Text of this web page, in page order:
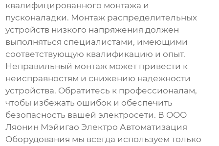
квалифицированного монтажа и
пусконаладки. Монтаж распределительных
устройств низкого напряжения должен
выполняться специалистами, имеющими
соответствующую квалификацию и опыт.
Неправильный монтаж может привести к
неисправностям и снижению надежности
устройства. Обратитесь к профессионалам,
чтобы избежать ошибок и обеспечить
безопасность вашей электросети. В ООО
Ляонин Мэйигао Электро Автоматизация
Оборудования мы всегда используем только